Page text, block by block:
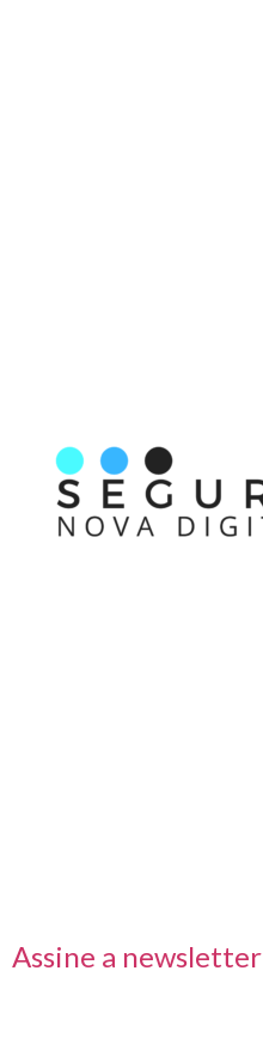
Assine a newsletter